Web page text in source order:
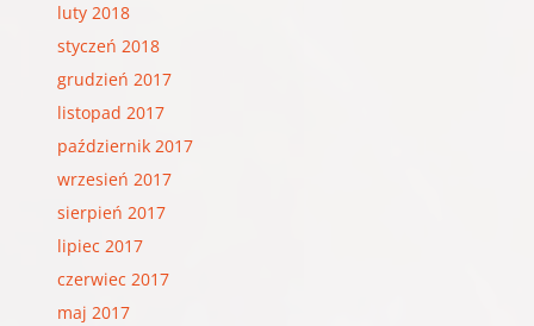
luty 2018
styczeń 2018
grudzień 2017
listopad 2017
październik 2017
wrzesień 2017
sierpień 2017
lipiec 2017
czerwiec 2017
maj 2017